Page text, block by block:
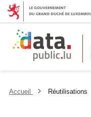
Accueil Réutilisations